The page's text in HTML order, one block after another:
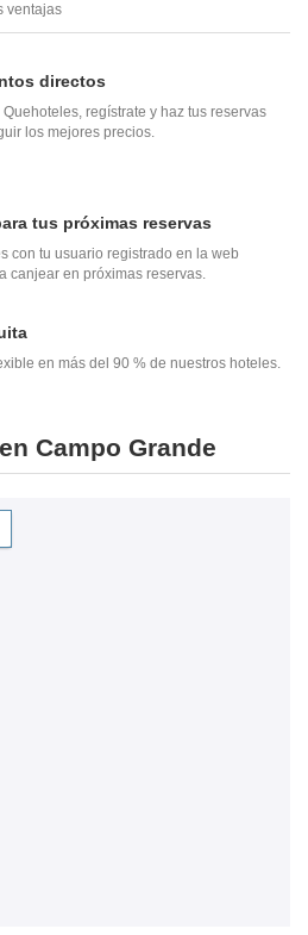
ventajas
directos
regístrate y haz tus reservas
los mejores precios.
tus próximas reservas
con tu usuario registrado en la web
canjear en próximas reservas.
en más del 90 % de nuestros hoteles.
Campo Grande